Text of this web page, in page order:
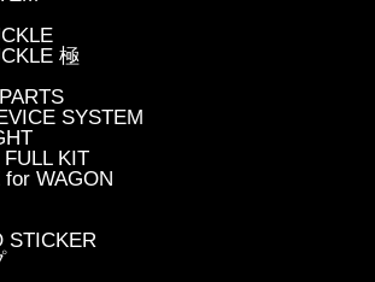
極
SYSTEM
KIT
WAGON
STICKER